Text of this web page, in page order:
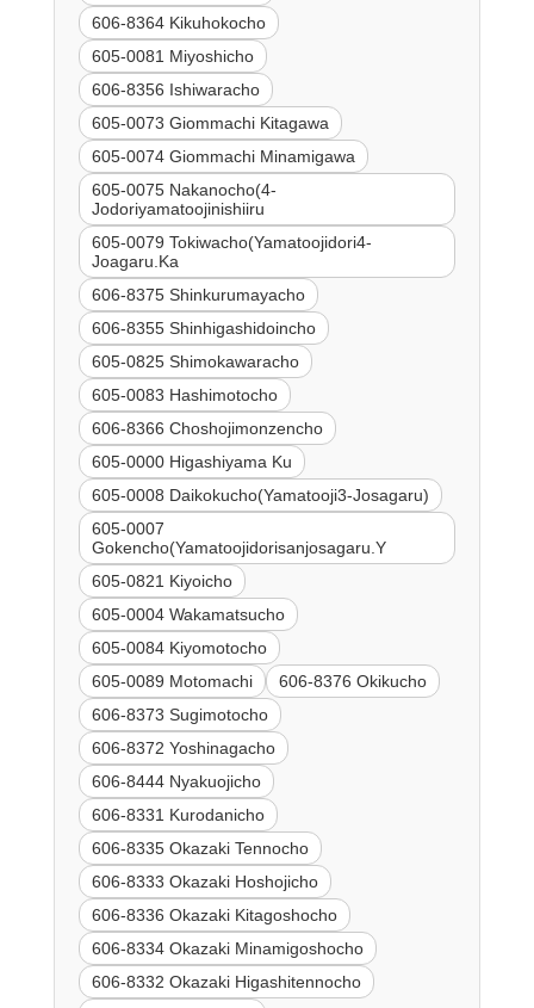
606-8364 Kikuhokocho
605-0081 Miyoshicho
606-8356 Ishiwaracho
605-0073 Giommachi Kitagawa
605-0074 Giommachi Minamigawa
605-0075 Nakanocho(4-
Jodoriyamatoojinishiiru
605-0079 Tokiwacho(Yamatoojidori4-
Joagaru.Ka
606-8375 Shinkurumayacho
606-8355 Shinhigashidoincho
605-0825 Shimokawaracho
605-0083 Hashimotocho
606-8366 Choshojimonzencho
605-0000 Higashiyama Ku
605-0008 Daikokucho(Yamatooji3-Josagaru)
605-0007
Gokencho(Yamatoojidorisanjosagaru.Y
605-0821 Kiyoicho
605-0004 Wakamatsucho
605-0084 Kiyomotocho
605-0089 Motomachi
606-8376 Okikucho
606-8373 Sugimotocho
606-8372 Yoshinagacho
606-8444 Nyakuojicho
606-8331 Kurodanicho
606-8335 Okazaki Tennocho
606-8333 Okazaki Hoshojicho
606-8336 Okazaki Kitagoshocho
606-8334 Okazaki Minamigoshocho
606-8332 Okazaki Higashitennocho